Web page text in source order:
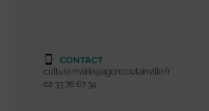
CONTACT
culture.mairie@agoncoutainville.fr
02 33 76 67 34